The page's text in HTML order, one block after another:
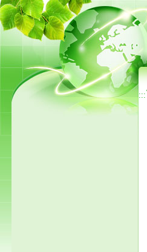
:::